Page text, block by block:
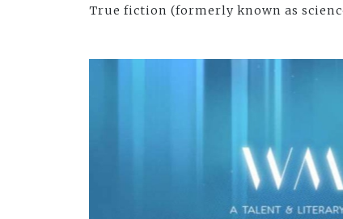
True fiction (formerly known as